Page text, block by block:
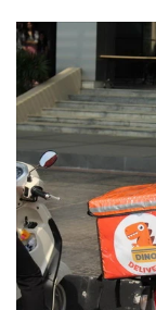
• วิทยาศาสตร์
• SMEs
• หุ้น
• อินโดจีน
•
กองทุนรวม
• Celeb Online
• Factcheck
ญี่ปุ่น
•
News1